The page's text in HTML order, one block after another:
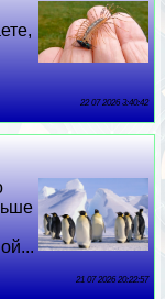
22 07 2026 3:40:42
21 07 2026 20:22:57